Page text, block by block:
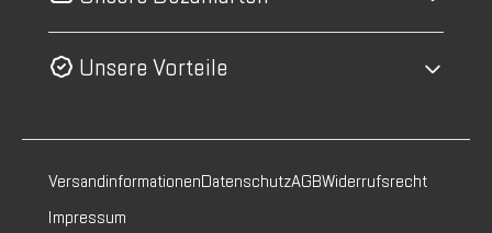
Unsere Vorteile
VersandinformationenDatenschutzAGBWiderrufsrecht
Impressum